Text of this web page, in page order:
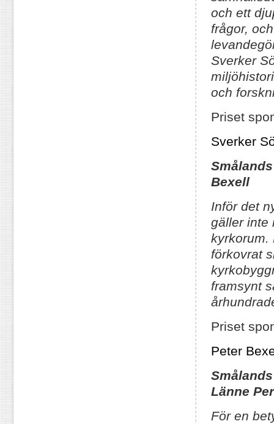
och ett
frågor,
Sverker
och
Priset
Sverker
Bexell
Inför det
gäller inte
kyrkorum.
förkovrat
framsynt
Priset
Peter
Länne
För en